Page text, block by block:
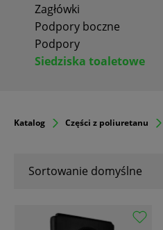
Zagłówki
Podpory boczne
Podpory
Siedziska toaletowe
Katalog Części z poliuretanu
Sortowanie domyślne
Nazwa A-Z